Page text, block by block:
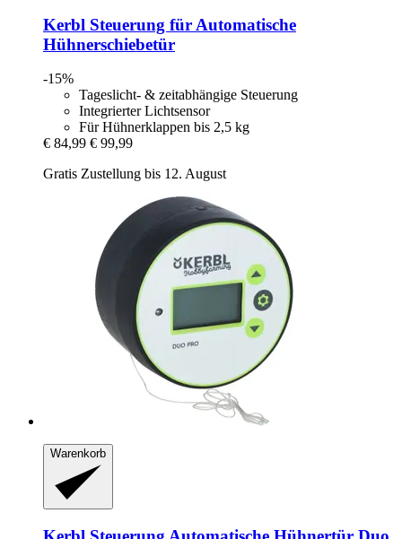
Kerbl Steuerung für Automatische
Hühnerschiebetür
-15%
Tageslicht- & zeitabhängige Steuerung
Integrierter Lichtsensor
Für Hühnerklappen bis 2,5 kg
€ 84,99 € 99,99
Gratis Zustellung bis 12. August
Warenkorb